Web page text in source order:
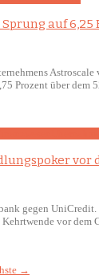
auf 6,25
Prozent über
vor
gegen
vor dem
→